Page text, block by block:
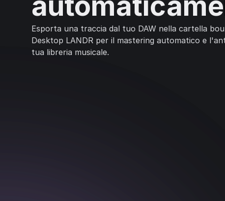
Esporta una traccia dal tuo DAW nella cartella
Desktop LANDR per il mastering automatico e
tua libreria musicale.